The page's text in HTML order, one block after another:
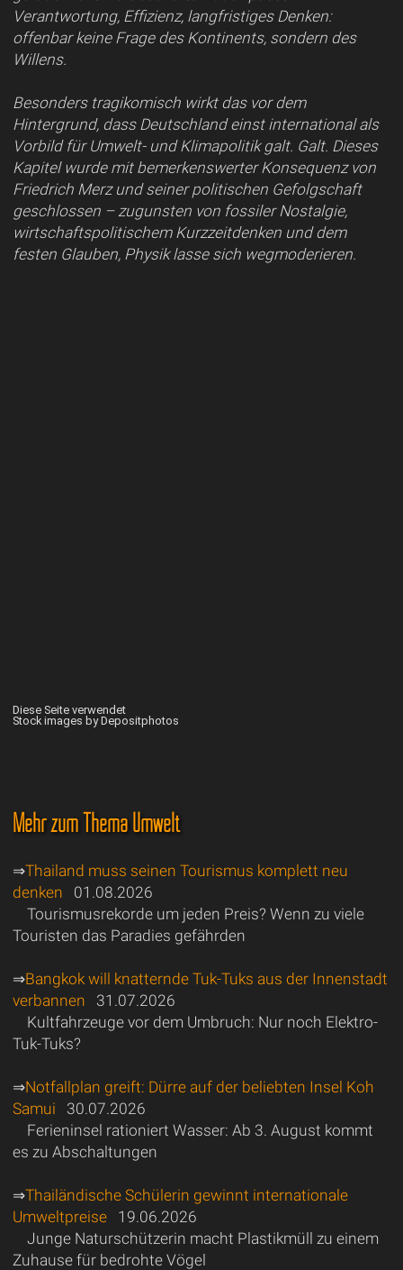
Verantwortung, Effizienz, langfristiges Denken:
offenbar keine Frage des Kontinents, sondern des
Willens.
Besonders tragikomisch wirkt das vor dem
Hintergrund, dass Deutschland einst international als
Vorbild für Umwelt- und Klimapolitik galt. Galt. Dieses
Kapitel wurde mit bemerkenswerter Konsequenz von
Friedrich Merz und seiner politischen Gefolgschaft
geschlossen – zugunsten von fossiler Nostalgie,
wirtschaftspolitischem Kurzzeitdenken und dem
festen Glauben, Physik lasse sich wegmoderieren.
Diese Seite verwendet
Stock images by Depositphotos
Mehr zum Thema Umwelt
⇒Thailand muss seinen Tourismus komplett neu
denken 01.08.2026
Tourismusrekorde um jeden Preis? Wenn zu viele
Touristen das Paradies gefährden
⇒Bangkok will knatternde Tuk-Tuks aus der Innenstadt
verbannen 31.07.2026
Kultfahrzeuge vor dem Umbruch: Nur noch Elektro-
Tuk-Tuks?
⇒Notfallplan greift: Dürre auf der beliebten Insel Koh
Samui 30.07.2026
Ferieninsel rationiert Wasser: Ab 3. August kommt
es zu Abschaltungen
⇒Thailändische Schülerin gewinnt internationale
Umweltpreise19.06.2026
Junge Naturschützerin macht Plastikmüll zu einem
Zuhause für bedrohte Vögel